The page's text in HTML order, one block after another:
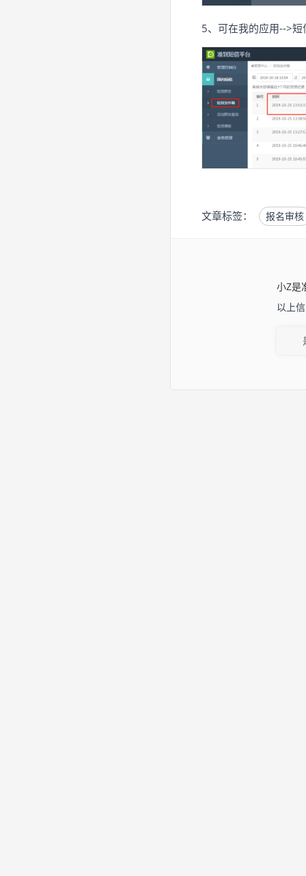
5、可在我的应用-->
文章标签： 报名审核
小Z是
以上